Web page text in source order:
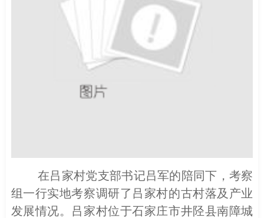
在吕家村党支部书记吕军的陪同下，考察
组一行实地考察调研了吕家村的古村落及产业
发展情况。吕家村位于石家庄市井陉县南障城